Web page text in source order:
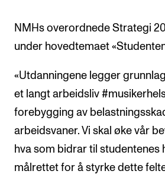
Canvas
Innkjøp og økonomi
Kommunikasjon
Rom og bygg
Alle hjelpesider
UNDERVISNING OG
NMHs overordnede Strategi
under hovedtemaet
«Utdanningene legger
et langt arbeidsliv
forebygging av
arbeidsvaner. Vi skal øke vår
hva som bidrar til studentenes
målrettet for å styrke dette